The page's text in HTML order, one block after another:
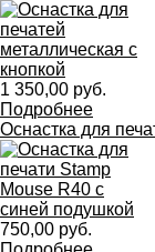
1 350,00 руб.
Подробнее
Оснастка для
750,00 руб.